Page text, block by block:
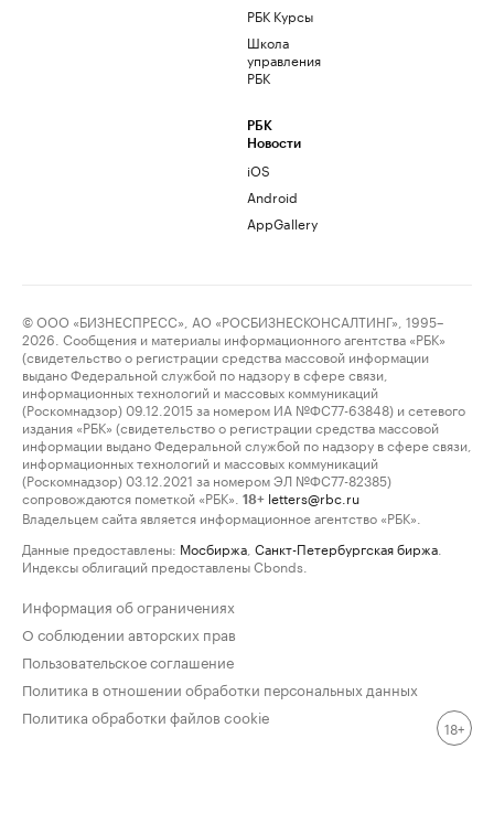
РБК Курсы
Школа
управления
РБК
РБК
Новости
iOS
Android
AppGallery
© ООО «БИЗНЕСПРЕСС», АО «РОСБИЗНЕСКОНСАЛТИНГ», 1995–
2026. Сообщения и материалы информационного агентства «РБК»
(свидетельство о регистрации средства массовой информации
выдано Федеральной службой по надзору в сфере связи,
информационных технологий и массовых коммуникаций
(Роскомнадзор) 09.12.2015 за номером ИА №ФС77-63848) и сетевого
издания «РБК» (свидетельство о регистрации средства массовой
информации выдано Федеральной службой по надзору в сфере связи,
информационных технологий и массовых коммуникаций
(Роскомнадзор) 03.12.2021 за номером ЭЛ №ФС77-82385)
сопровождаются пометкой «РБК».
18+ letters@rbc.ru
Владельцем сайта является информационное агентство «РБК».
Данные предоставлены: Мосбиржа Санкт-Петербургская биржа
Индексы облигаций предоставлены Cbonds.
Информация об ограничениях
О соблюдении авторских прав
Пользовательское соглашение
Политика в отношении обработки персональных данных
Политика обработки файлов cookie
18+